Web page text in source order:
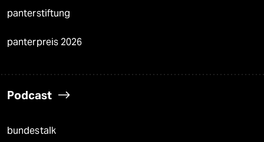
panterstiftung
panterpreis 2026
Podcast
bundestalk